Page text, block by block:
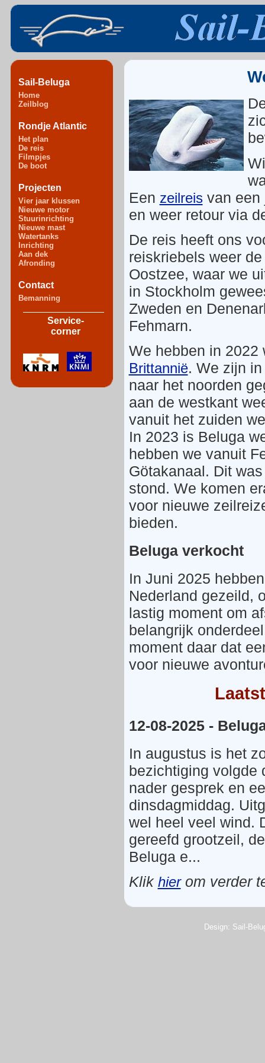
Sail-Beluga
Home
Zeilblog
Rondje Atlantic
Het plan
De reis
Filmpjes
De boot
Projecten
Vier jaar klussen
Nieuwe motor
Stuurinrichting
Nieuwe mast
Watertanks
Inrichting
Aan dek
Afronding
Contact
Bemanning
Service-
corner
Een zeilreisvan een
en weer retour via
De reis heeft ons
reiskriebels weer
Oostzee, waar we
in Stockholm
Zweden en
Fehmarn.
We hebben in
Brittannië. We zijn
naar het noorden
aan de westkant
vanuit het zuiden
In 2023 is Beluga
hebben we vanuit
Götakanaal. Dit
stond. We komen
voor nieuwe
bieden.
Beluga verkocht
In Juni 2025
Nederland gezeild,
lastig moment om
belangrijk
moment daar dat
voor nieuwe
12-08-2025 -
In augustus is het
bezichtiging volgde
nader gesprek en
dinsdagmiddag.
wel heel veel wind.
gereefd grootzeil,
Beluga e...
Klik hierom verder
Design: Sail-